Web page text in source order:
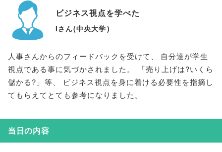
ビジネス視点を学べた
Iさん(中央大学)
人事さんからのフィードバックを受けて
自分達が学生
視点である事に気づかされました 。 「売り上げは?いくら
儲かる? 」 等
ビジネス視点を身に着ける必要性を指摘し
てもらえてとても参考になりました 。
当日の内容